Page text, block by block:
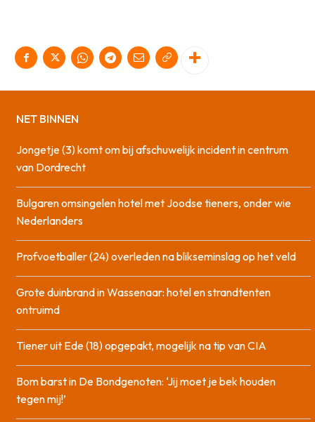
NET BINNEN
Jongetje (3) komt om bij afschuwelijk incident in centrum
van Dordrecht
Bulgaren omsingelen hotel met Joodse tieners, onder wie
Nederlanders
Profvoetballer (24) overleden na blikseminslag op het veld
Grote duinbrand in Wassenaar: hotel en strandtenten
ontruimd
Tiener uit Ede (18) opgepakt, mogelijk na tip van CIA
Bom barst in De Bondgenoten: ‘Jij moet je bek houden
tegen mij!’